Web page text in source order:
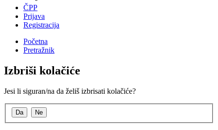
ČPP
Prijava
Registracija
Početna
Pretražnik
Izbriši kolačiće
Jesi li siguran/na da želiš izbrisati kolačiće?